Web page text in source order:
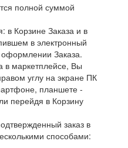
полной суммой
в Корзине Заказа и в
в электронный
Заказа.
в маркетплейсе, Вы
углу на экране ПК
планшете -
перейдя в Корзину
заказ в
способами: